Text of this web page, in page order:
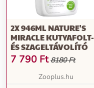
2X 946ML NATURE'S
MIRACLE KUTYAFOLT-
ÉS SZAGELTÁVOLÍTÓ
7 790 Ft 8180 Ft
Zooplus.hu